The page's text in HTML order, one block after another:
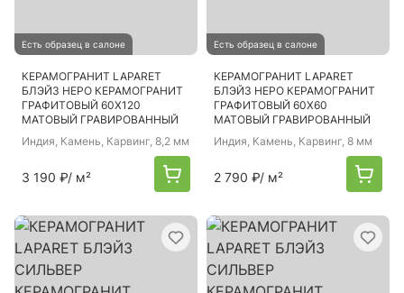
Есть образец в салоне
КЕРАМОГРАНИТ LAPARET
БЛЭЙЗ НЕРО КЕРАМОГРАНИТ
ГРАФИТОВЫЙ 60Х120
МАТОВЫЙ ГРАВИРОВАННЫЙ
Индия, Камень, Карвинг, 8,2 мм
3 190 ₽/ м²
Есть образец в салоне
КЕРАМОГРАНИТ LAPARET
БЛЭЙЗ НЕРО КЕРАМОГРАНИТ
ГРАФИТОВЫЙ 60Х60
МАТОВЫЙ ГРАВИРОВАННЫЙ
Индия, Камень, Карвинг, 8 мм
2 790 ₽/ м²